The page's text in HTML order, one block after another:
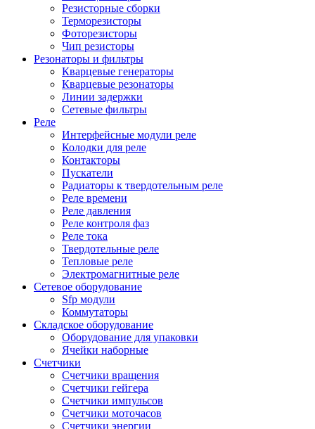
Резисторные сборки
Терморезисторы
Фоторезисторы
Чип резисторы
Резонаторы и фильтры
Кварцевые генераторы
Кварцевые резонаторы
Линии задержки
Сетевые фильтры
Реле
Интерфейсные модули реле
Колодки для реле
Контакторы
Пускатели
Радиаторы к твердотельным реле
Реле времени
Реле давления
Реле контроля фаз
Реле тока
Твердотельные реле
Тепловые реле
Электромагнитные реле
Сетевое оборудование
Sfp модули
Коммутаторы
Складское оборудование
Оборудование для упаковки
Ячейки наборные
Счетчики
Счетчики вращения
Счетчики гейгера
Счетчики импульсов
Счетчики моточасов
Счетчики энергии